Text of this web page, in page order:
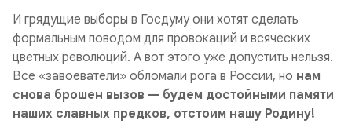
И грядущие выборы в Госдуму они хотят сделать
формальным поводом для провокаций и всяческих
цветных революций. А вот этого уже допустить нельзя.
Все «завоеватели» обломали рога в России, но нам
снова брошен вызов — будем достойными памяти
наших славных предков, отстоим нашу Родину!